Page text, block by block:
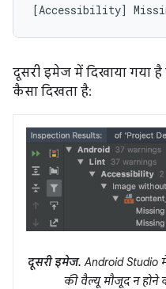
दूसरी इमेज में दिखाया गया
कैसा दिखता है:
दूसरी इमेज. Android Studio
की वैल्यू मौजूद न होने